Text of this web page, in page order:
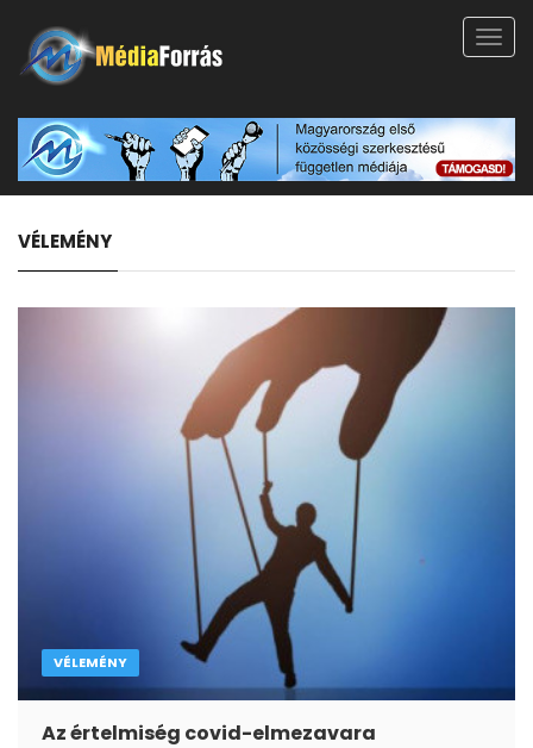
VÉLEMÉNY
VÉLEMÉNY
Az értelmiség covid-elmezavara